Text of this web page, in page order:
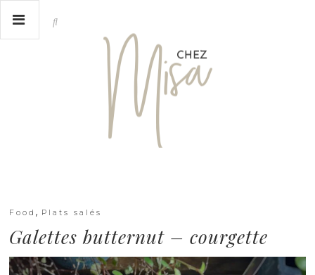
Food, Plats salés
Galettes butternut – courgette